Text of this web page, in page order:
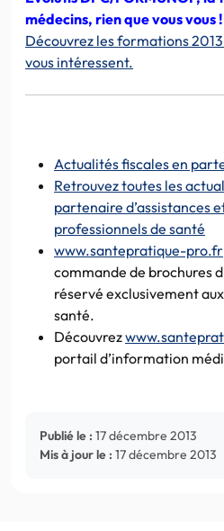
médecins, rien que vous vous !
Découvrez les formations
vous intéressent.
Actualités fiscales en
Retrouvez toutes les
partenaire d’assistances
professionnels de santé
www.santepratique-pro.fr
commande de brochures
réservé exclusivement
santé.
Découvrez
portail d’information
Publié le : 17 décembre 2013
Mis à jour le : 17 décembre 2013